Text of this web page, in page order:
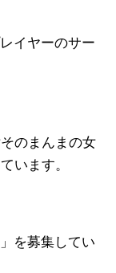
イヤーのサー
のまんまの女
います。
を募集してい